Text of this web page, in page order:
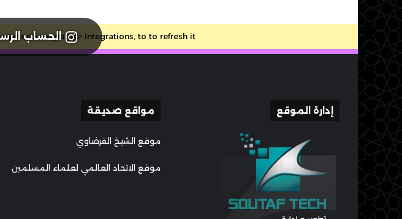
الحساب
options page > Integrations, to to refresh it.
إدارة الموقع مواقع صديقة
موقع الشيخ القرضاوي
موقع الاتحاد العالمي لعلماء المسلمين